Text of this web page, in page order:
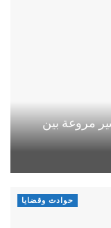
مروعة بين
حوادث وقضايا